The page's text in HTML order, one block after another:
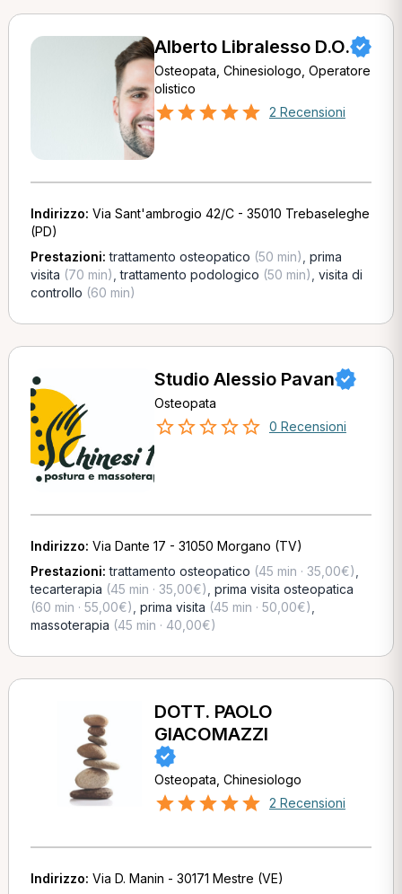
Alberto Libralesso D.O.
Osteopata, Chinesiologo, Operatore
olistico
2 Recensioni
Indirizzo: Via Sant'ambrogio 42/C - 35010 Trebaseleghe
(PD)
Prestazioni:trattamento osteopatico (50 min) prima
visita (70 min) ,trattamento podologico (50 min) visita di
controllo (60 min)
Studio Alessio Pavan
Osteopata
0 Recensioni
Indirizzo: Via Dante 17 - 31050 Morgano (TV)
Prestazioni:trattamento osteopatico (45 min · 35,00€)
tecarterapia (45 min · 35,00€) prima visita osteopatica
(60 min · 55,00€) prima visita (45 min · 50,00€)
massoterapia (45 min · 40,00€)
DOTT. PAOLO
GIACOMAZZI
Osteopata, Chinesiologo
2 Recensioni
Indirizzo: Via D. Manin - 30171 Mestre (VE)